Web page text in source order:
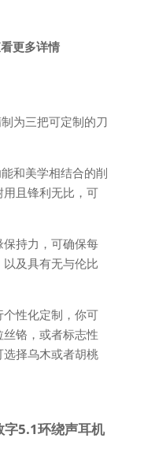
更多详情
为三把可定制的刀
和美学相结合的削
且锋利无比，可
持力，可确保每
及具有无与伦比
性化定制，你可
铬，或者标志性
择乌木或者胡桃
5.1环绕声耳机